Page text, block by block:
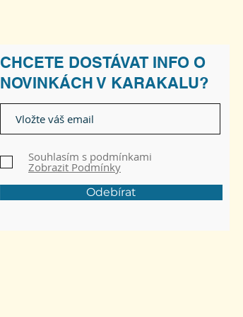
CHCETE DOSTÁVAT INFO O
NOVINKÁCH V KARAKALU?
Souhlasím s podmínkami
Zobrazit Podmínky
Odebírat